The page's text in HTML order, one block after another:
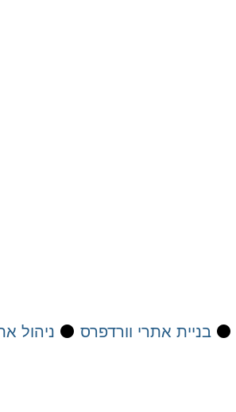
⚫ בניית אתרי וורדפרס ⚫ ניהול